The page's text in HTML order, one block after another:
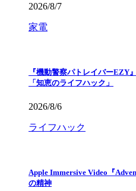
2026/8/7
家電
『機動警察パトレイバーEZY
「知恵のライフハック」
2026/8/6
ライフハック
Apple Immersive Video『
の精神